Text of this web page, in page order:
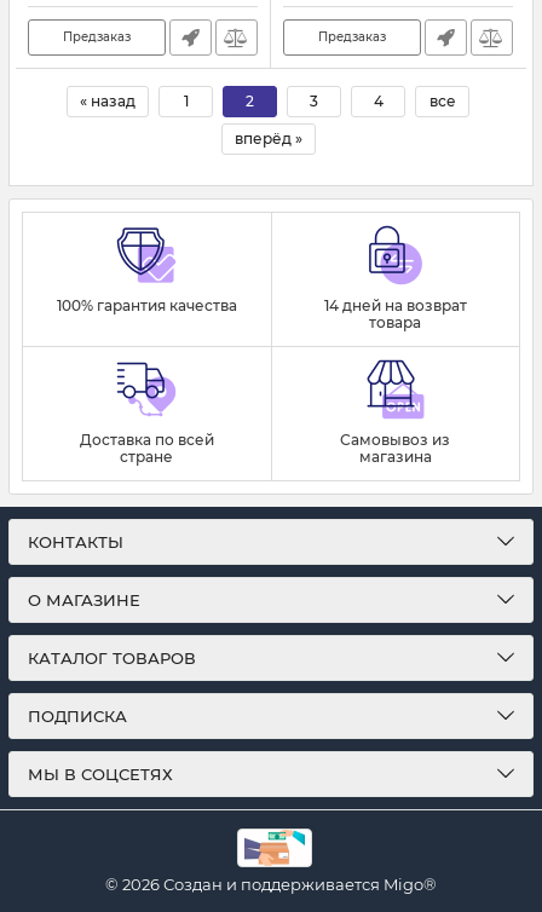
Предзаказ Предзаказ
« назад 1 2 3 4 все
вперёд »
100% гарантия качества
14 дней на возврат
товара
Доставка по всей
стране
Самовывоз из
магазина
КОНТАКТЫ
О МАГАЗИНЕ
КАТАЛОГ ТОВАРОВ
ПОДПИСКА
МЫ В СОЦСЕТЯХ
© 2026Создан и поддерживается Migo®